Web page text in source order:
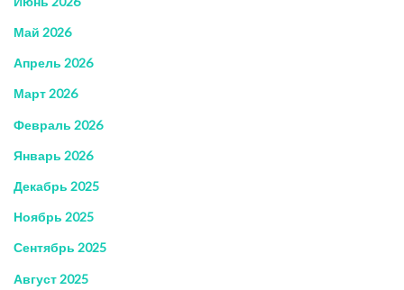
Май 2026
Апрель 2026
Март 2026
Февраль 2026
Январь 2026
Декабрь 2025
Ноябрь 2025
Сентябрь 2025
Август 2025